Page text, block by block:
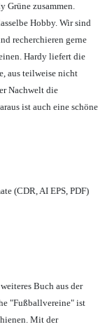
Grüne zusammen.
Hobby. Wir sind
recherchieren gerne
Hardy liefert die
aus teilweise nicht
Nachwelt die
ist auch eine schöne
(CDR, AI EPS, PDF)
Buch aus der
"Fußballvereine" ist
Mit der